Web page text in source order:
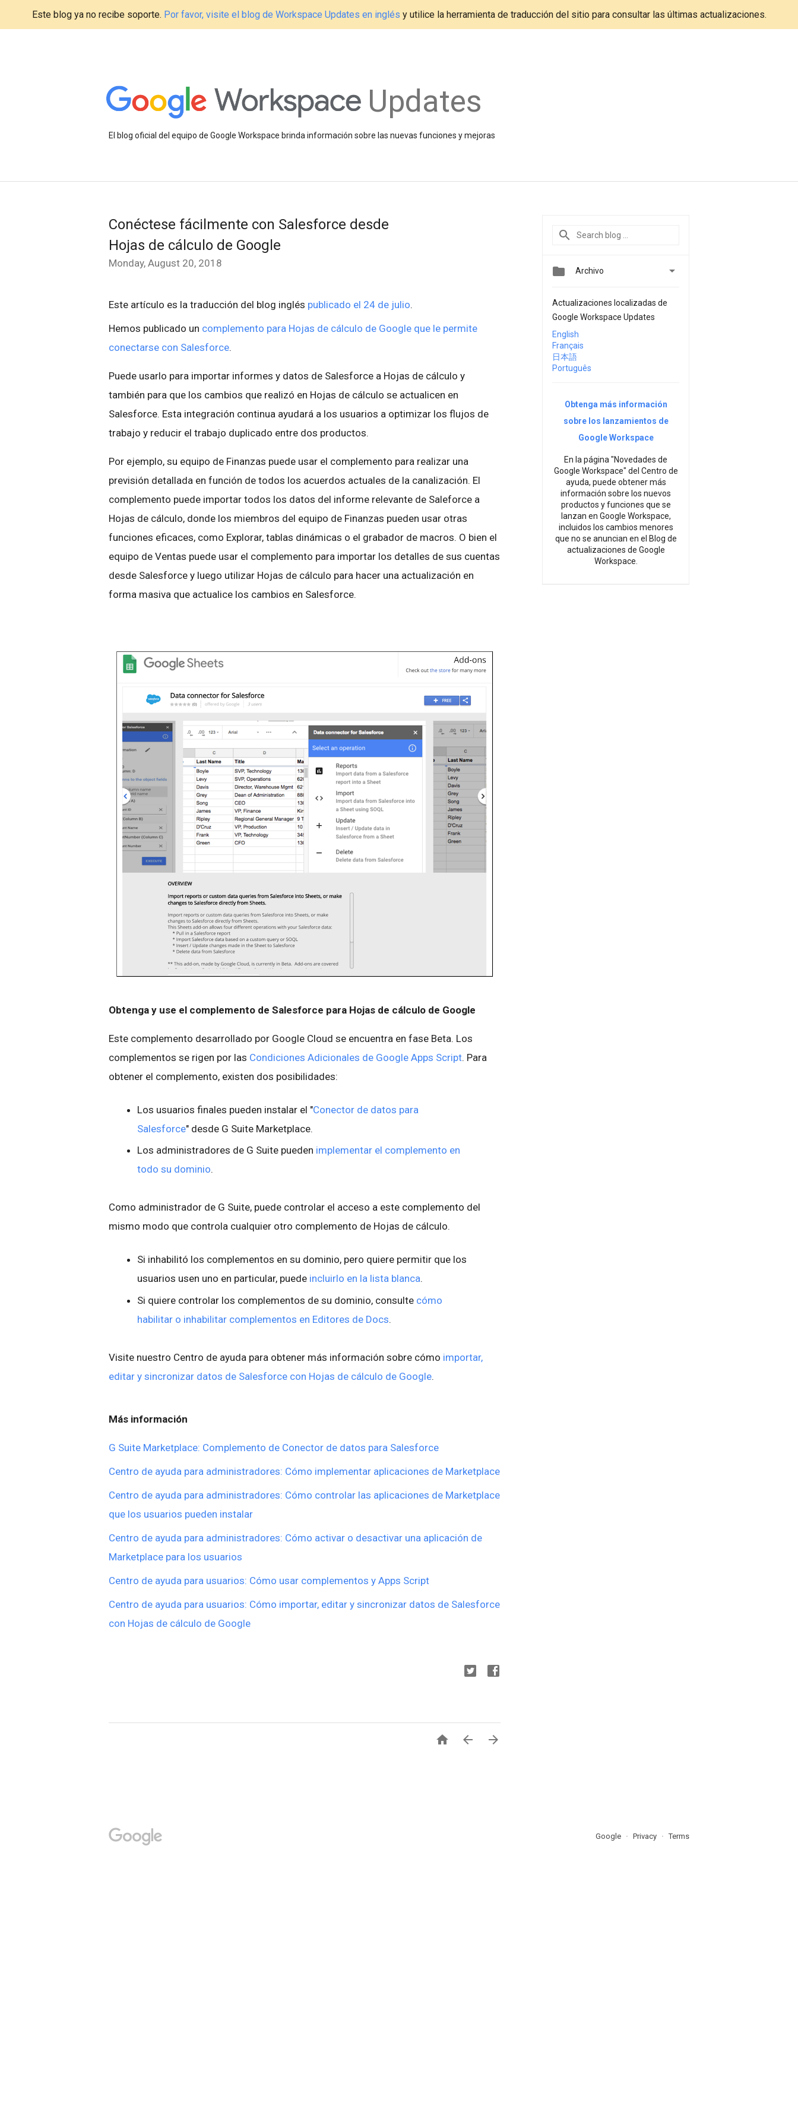
Este blog ya no recibe soporte. Por favor, visite el blog de Workspace Updates en inglés y utilice la herramienta de traducción del sitio para consultar las últimas actualizaciones.
Updates
El blog oficial del equipo de Google Workspace brinda información sobre las nuevas funciones y mejoras
Conéctese fácilmente con Salesforce desde
Hojas de cálculo de Google
Monday, August 20, 2018
Este artículo es la traducción del blog inglés publicado el 24 de julio.
Hemos publicado un complemento para Hojas de cálculo de Google que le permite
conectarse con Salesforce.
Puede usarlo para importar informes y datos de Salesforce a Hojas de cálculo y
también para que los cambios que realizó en Hojas de cálculo se actualicen en
Salesforce. Esta integración continua ayudará a los usuarios a optimizar los flujos de
trabajo y reducir el trabajo duplicado entre dos productos.
Por ejemplo, su equipo de Finanzas puede usar el complemento para realizar una
previsión detallada en función de todos los acuerdos actuales de la canalización. El
complemento puede importar todos los datos del informe relevante de Saleforce a
Hojas de cálculo, donde los miembros del equipo de Finanzas pueden usar otras
funciones eficaces, como Explorar, tablas dinámicas o el grabador de macros. O bien el
equipo de Ventas puede usar el complemento para importar los detalles de sus cuentas
desde Salesforce y luego utilizar Hojas de cálculo para hacer una actualización en
forma masiva que actualice los cambios en Salesforce.
Obtenga y use el complemento de Salesforce para Hojas de cálculo de Google
Este complemento desarrollado por Google Cloud se encuentra en fase Beta. Los
complementos se rigen por las Condiciones Adicionales de Google Apps Script. Para
obtener el complemento, existen dos posibilidades:
Los usuarios finales pueden instalar el "Conector de datos para
Salesforce" desde G Suite Marketplace.
Los administradores de G Suite pueden implementar el complemento en
todo su dominio.
Como administrador de G Suite, puede controlar el acceso a este complemento del
mismo modo que controla cualquier otro complemento de Hojas de cálculo.
Si inhabilitó los complementos en su dominio, pero quiere permitir que los
usuarios usen uno en particular, puede incluirlo en la lista blanca.
Si quiere controlar los complementos de su dominio, consulte cómo
habilitar o inhabilitar complementos en Editores de Docs.
Visite nuestro Centro de ayuda para obtener más información sobre cómo importar,
editar y sincronizar datos de Salesforce con Hojas de cálculo de Google.
Más información
G Suite Marketplace: Complemento de Conector de datos para Salesforce
Centro de ayuda para administradores: Cómo implementar aplicaciones de Marketplace
Centro de ayuda para administradores: Cómo controlar las aplicaciones de Marketplace
que los usuarios pueden instalar
Centro de ayuda para administradores: Cómo activar o desactivar una aplicación de
Marketplace para los usuarios
Centro de ayuda para usuarios: Cómo usar complementos y Apps Script
Centro de ayuda para usuarios: Cómo importar, editar y sincronizar datos de Salesforce
con Hojas de cálculo de Google
  
 Archivo 
Actualizaciones localizadas de
Google Workspace Updates
English
Français
日本語
Português
Obtenga más información
sobre los lanzamientos de
Google Workspace
En la página "Novedades de
Google Workspace" del Centro de
ayuda, puede obtener más
información sobre los nuevos
productos y funciones que se
lanzan en Google Workspace,
incluidos los cambios menores
que no se anuncian en el Blog de
actualizaciones de Google
Workspace.
Google Privacy Terms